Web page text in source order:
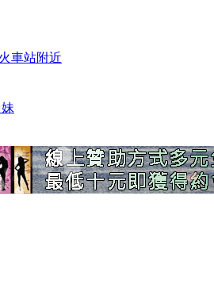
車站附近